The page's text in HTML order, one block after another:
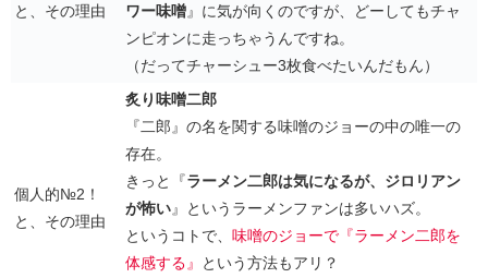
と、その理由
ワー味噌』に気が向くのですが、どーしてもチャ
ンピオンに走っちゃうんですね。
（だってチャーシュー3枚食べたいんだもん）
個人的№2！
と、その理由
炙り味噌二郎
『二郎』の名を関する味噌のジョーの中の唯一の
存在。
きっと『ラーメン二郎は気になるが、ジロリアン
が怖い』というラーメンファンは多いハズ。
というコトで、 味噌のジョーで『ラーメン二郎を
体感する』
という方法もアリ？